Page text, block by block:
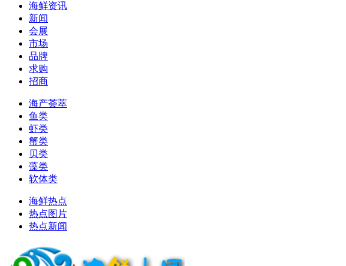
海鲜资讯
新闻
会展
市场
品牌
求购
招商
海产荟萃
鱼类
虾类
蟹类
贝类
藻类
软体类
海鲜热点
热点图片
热点新闻